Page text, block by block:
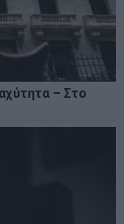
– Στο